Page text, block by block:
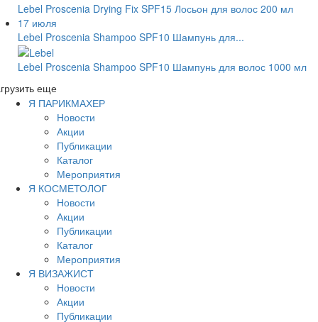
Lebel Proscenia Drying Fix SPF15 Лосьон для волос 200 мл
17 июля
Lebel Proscenia Shampoo SPF10 Шампунь для...
Lebel Proscenia Shampoo SPF10 Шампунь для волос 1000 мл
еще
Я ПАРИКМАХЕР
Новости
Акции
Публикации
Каталог
Мероприятия
Я КОСМЕТОЛОГ
Новости
Акции
Публикации
Каталог
Мероприятия
Я ВИЗАЖИСТ
Новости
Акции
Публикации